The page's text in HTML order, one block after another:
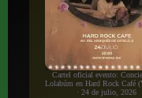
Cartel oficial evento:
Lolabúm en Hard Rock Café
· 24 de julio, 2026